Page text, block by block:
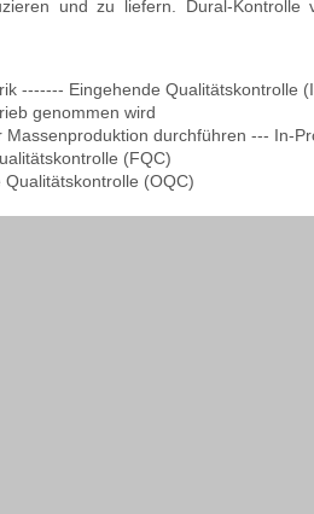
und zu liefern. Dural-Kontrolle
------- Eingehende Qualitätskontrolle
genommen wird
durchführen --- In-
(FQC)
(OQC)